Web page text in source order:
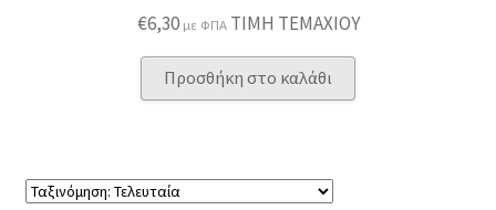
€6,30 με ΦΠΑ ΤΙΜΗ ΤΕΜΑΧΙΟΥ
Προσθήκη στο καλάθι